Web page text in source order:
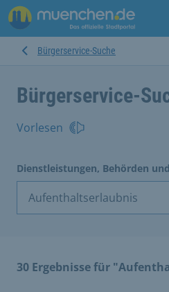
Bürgerservice-Suche
Bürgerservice-
Vorlesen
Dienstleistungen, Behörden
30 Ergebnisse für